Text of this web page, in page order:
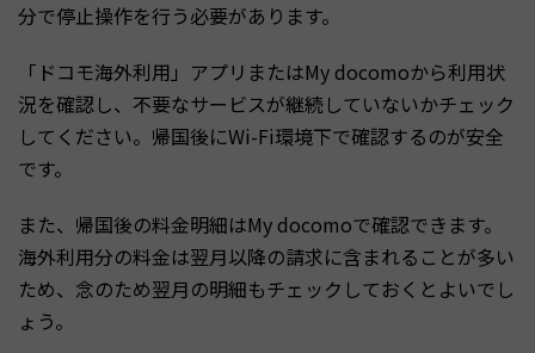
分で停止操作を行う必要があります。
「ドコモ海外利用」アプリまたはMy docomoから利用状
況を確認し、不要なサービスが継続していないかチェック
してください。帰国後にWi-Fi環境下で確認するのが安全
です。
また、帰国後の料金明細はMy docomoで確認できます。
海外利用分の料金は翌月以降の請求に含まれることが多い
ため、念のため翌月の明細もチェックしておくとよいでし
ょう。